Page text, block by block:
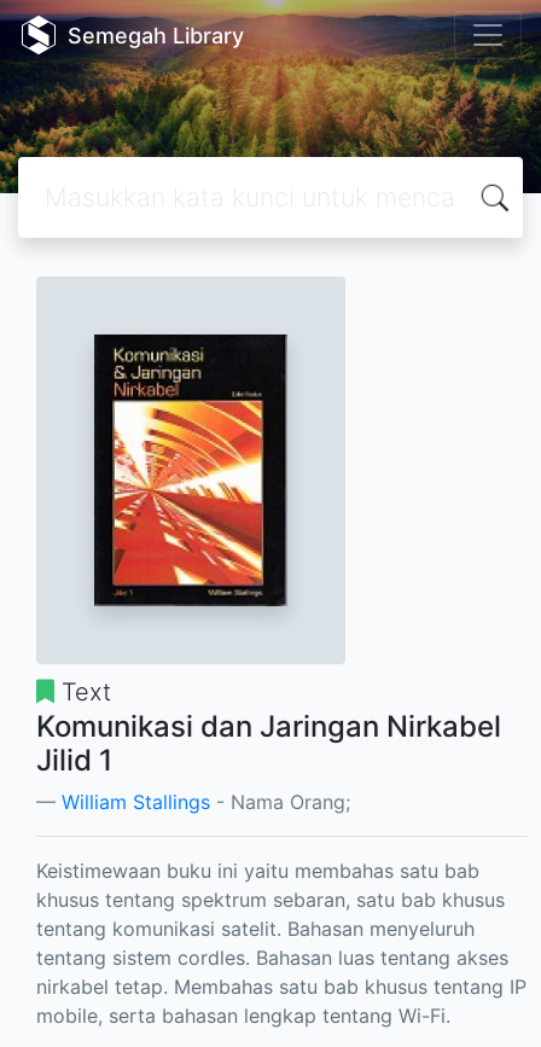
Semegah Library
Text
Komunikasi dan Jaringan Nirkabel
Jilid 1
William Stallings - Nama Orang;
Keistimewaan buku ini yaitu membahas satu bab
khusus tentang spektrum sebaran, satu bab khusus
tentang komunikasi satelit. Bahasan menyeluruh
tentang sistem cordles. Bahasan luas tentang akses
nirkabel tetap. Membahas satu bab khusus tentang IP
mobile, serta bahasan lengkap tentang Wi-Fi.